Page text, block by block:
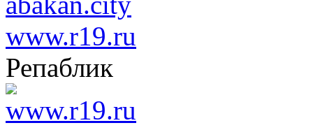
www.r19.ru
Репаблик